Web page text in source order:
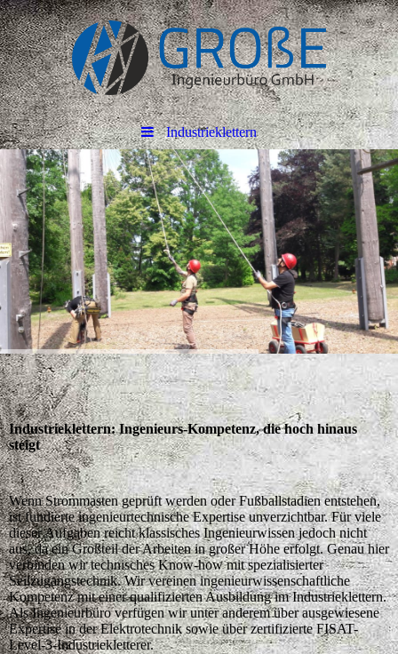
Industrieklettern
Industrieklettern: Ingenieurs-Kompetenz, die hoch hinaus
steigt
Wenn Strommasten geprüft werden oder Fußballstadien entstehen,
ist fundierte ingenieurtechnische Expertise unverzichtbar. Für viele
dieser Aufgaben reicht klassisches Ingenieurwissen jedoch nicht
aus, da ein Großteil der Arbeiten in großer Höhe erfolgt. Genau hier
verbinden wir technisches Know-how mit spezialisierter
Seilzugangstechnik. Wir vereinen ingenieurwissenschaftliche
Kompetenz mit einer qualifizierten Ausbildung im Industrieklettern.
Als Ingenieurbüro verfügen wir unter anderem über ausgewiesene
Expertise in der Elektrotechnik sowie über zertifizierte FISAT-
Level-3-Industriekletterer.